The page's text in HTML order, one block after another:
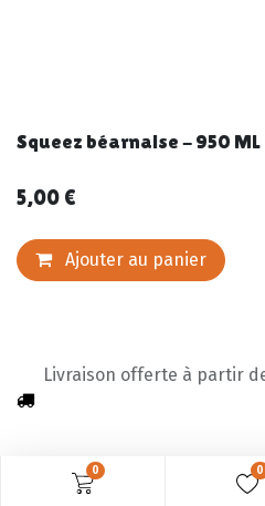
0 0
Squeez béarnaise - 950 ML
5,00 €
Ajouter au panier
Livraison offerte à partir